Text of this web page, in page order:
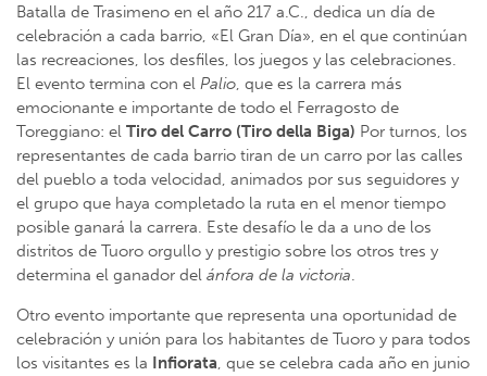
Batalla de Trasimeno en el año 217 a.C., dedica un día de
celebración a cada barrio, «El Gran Día», en el que continúan
las recreaciones, los desfiles, los juegos y las celebraciones.
El evento termina con el Palio, que es la carrera más
emocionante e importante de todo el Ferragosto de
Toreggiano: el Tiro del Carro (Tiro della Biga) Por turnos, los
representantes de cada barrio tiran de un carro por las calles
del pueblo a toda velocidad, animados por sus seguidores y
el grupo que haya completado la ruta en el menor tiempo
posible ganará la carrera. Este desafío le da a uno de los
distritos de Tuoro orgullo y prestigio sobre los otros tres y
determina el ganador del ánfora de la victoria.
Otro evento importante que representa una oportunidad de
celebración y unión para los habitantes de Tuoro y para todos
los visitantes es la Infiorata, que se celebra cada año en junio